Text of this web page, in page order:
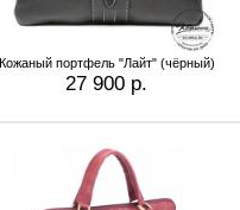
Кожаный портфель "Лайт" (чёрный)
27 900 р.